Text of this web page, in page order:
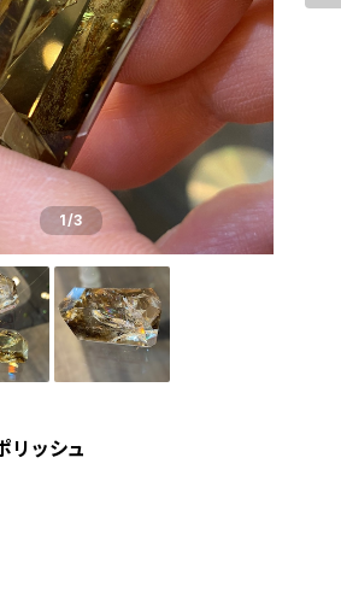
1/3
リッシュ